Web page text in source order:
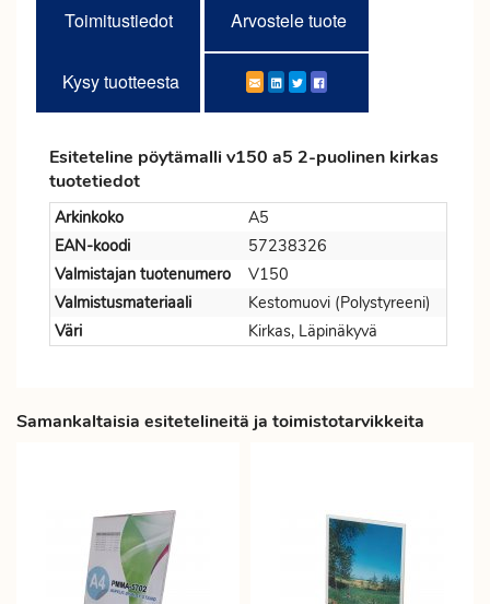
Toimitustiedot Arvostele tuote
Kysy tuotteesta
Esiteteline pöytämalli v150 a5 2-puolinen kirkas
tuotetiedot
Arkinkoko
A5
EAN-koodi
57238326
Valmistajan tuotenumero
V150
Valmistusmateriaali
Kestomuovi (Polystyreeni)
Väri
Kirkas, Läpinäkyvä
Samankaltaisia esitetelineitä ja toimistotarvikkeita